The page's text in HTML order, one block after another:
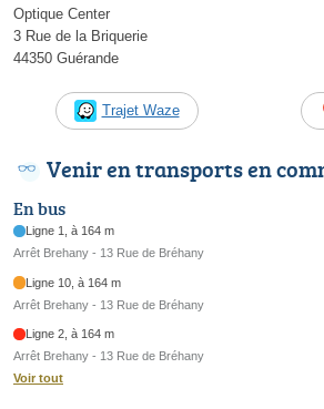
Optique Center
3 Rue de la Briquerie
44350 Guérande
Trajet Waze
Venir en transports en
En bus
Ligne 1, à 164 m
Arrêt Brehany - 13 Rue de Bréhany
Ligne 10, à 164 m
Arrêt Brehany - 13 Rue de Bréhany
Ligne 2, à 164 m
Arrêt Brehany - 13 Rue de Bréhany
Voir tout